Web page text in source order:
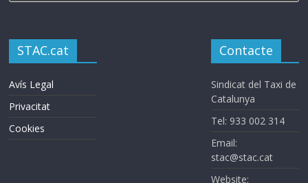
STAC.cat
Avís Legal
Privacitat
Cookies
Contacte
Sindicat del Taxi de
Catalunya
Tel: 933 002 314
Email:
stac@stac.cat
Website: